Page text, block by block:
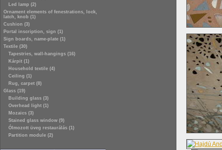
Led lamp (2)
Ornament elements of fenestrations, lock,
latch, knob (1)
Cushion (3)
Portal inscription, sign (1)
Sign boards, name-plate (1)
Textile (30)
Tapestries, wall-hangings (16)
Kárpit (1)
Household textile (4)
Ceiling (1)
Rug, carpet (8)
Glass (19)
Building glass (3)
Overhead light (1)
Mozaics (3)
Stained glass window (9)
Ólmozott üveg restaurálás (1)
Partition module (2)